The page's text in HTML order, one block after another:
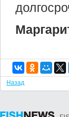
Назад